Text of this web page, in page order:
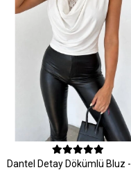
Dantel Detay Dökümlü Bluz -